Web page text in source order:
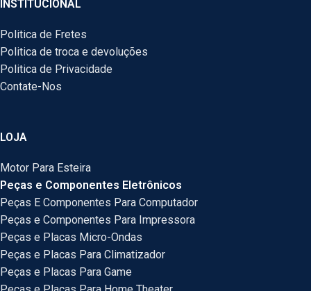
INSTITUCIONAL
Politica de Fretes
Politica de troca e devoluções
Politica de Privacidade
Contate-Nos
LOJA
Motor Para Esteira
Peças e Componentes Eletrônicos
Peças E Componentes Para Computador
Peças e Componentes Para Impressora
Peças e Placas Micro-Ondas
Peças e Placas Para Climatizador
Peças e Placas Para Game